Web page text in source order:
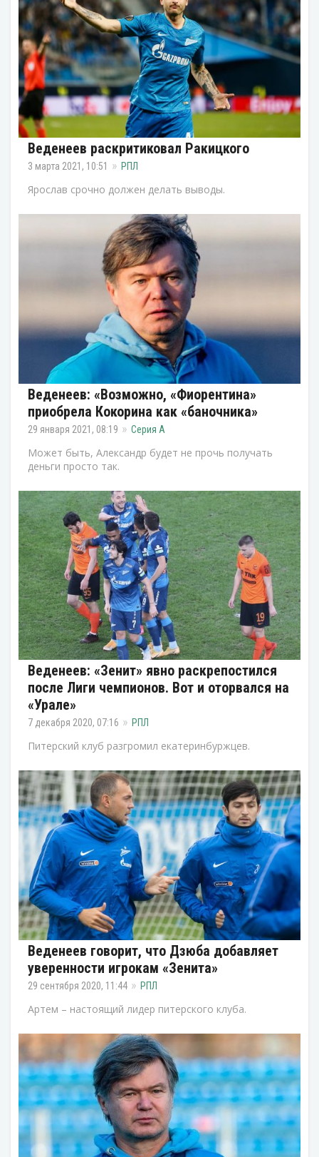
Веденеев раскритиковал Ракицкого
3 марта 2021, 10:51 РПЛ
Ярослав срочно должен делать выводы.
Веденеев: «Возможно, «Фиорентина»
приобрела Кокорина как «баночника»
29 января 2021, 08:19 Серия А
Может быть, Александр будет не прочь получать
деньги просто так.
Веденеев: «Зенит» явно раскрепостился
после Лиги чемпионов. Вот и оторвался на
«Урале»
7 декабря 2020, 07:16 РПЛ
Питерский клуб разгромил екатеринбуржцев.
Веденеев говорит, что Дзюба добавляет
уверенности игрокам «Зенита»
29 сентября 2020, 11:44 РПЛ
Артем – настоящий лидер питерского клуба.